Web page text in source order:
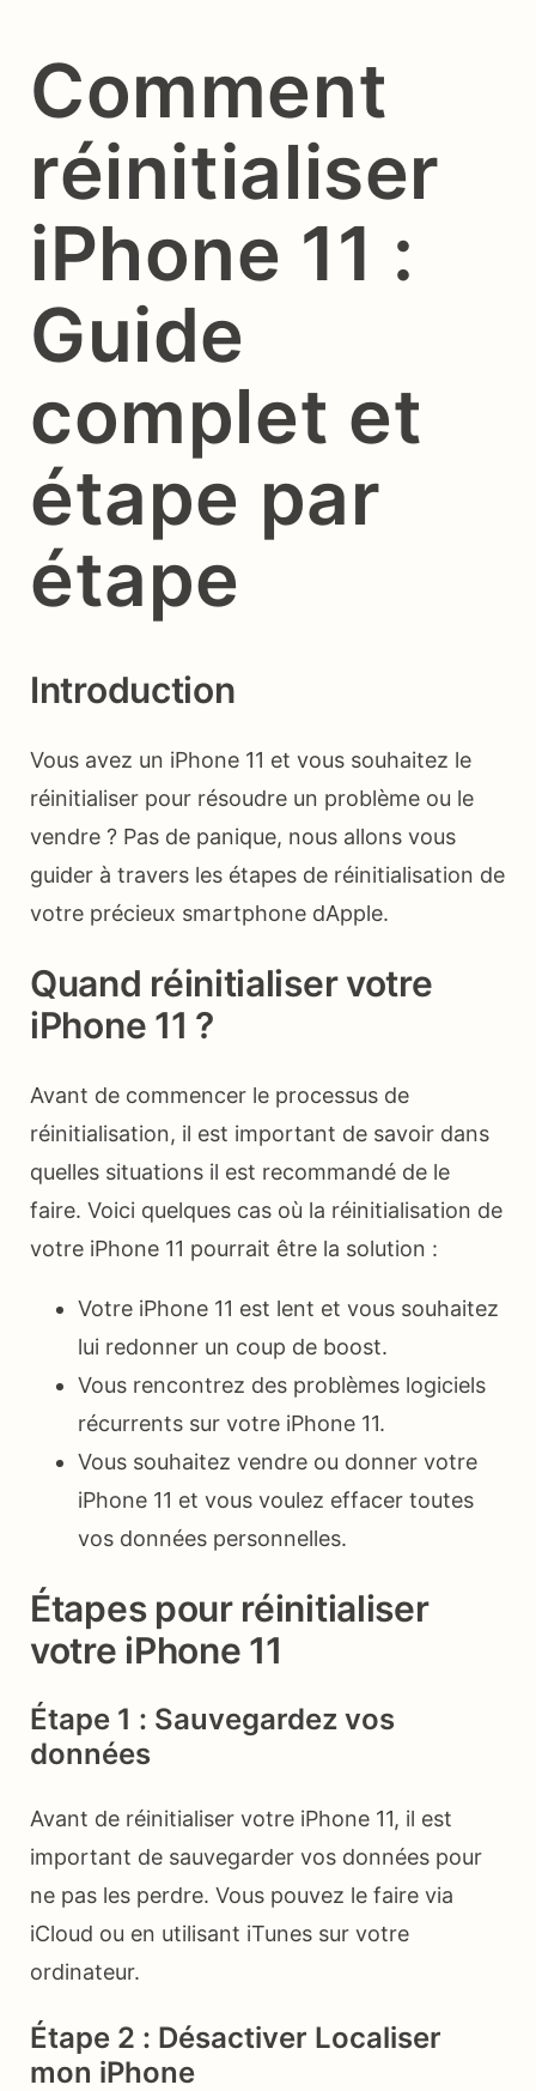
Comment
réinitialiser
iPhone 11 :
Guide
complet et
étape par
étape
Introduction
Vous avez un iPhone 11 et vous souhaitez le
réinitialiser pour résoudre un problème ou le
vendre ? Pas de panique, nous allons vous
guider à travers les étapes de réinitialisation de
votre précieux smartphone dApple.
Quand réinitialiser votre
iPhone 11 ?
Avant de commencer le processus de
réinitialisation, il est important de savoir dans
quelles situations il est recommandé de le
faire. Voici quelques cas où la réinitialisation de
votre iPhone 11 pourrait être la solution :
Votre iPhone 11 est lent et vous souhaitez
lui redonner un coup de boost.
Vous rencontrez des problèmes logiciels
récurrents sur votre iPhone 11.
Vous souhaitez vendre ou donner votre
iPhone 11 et vous voulez effacer toutes
vos données personnelles.
Étapes pour réinitialiser
votre iPhone 11
Étape 1 : Sauvegardez vos
données
Avant de réinitialiser votre iPhone 11, il est
important de sauvegarder vos données pour
ne pas les perdre. Vous pouvez le faire via
iCloud ou en utilisant iTunes sur votre
ordinateur.
Étape 2 : Désactiver Localiser
mon iPhone